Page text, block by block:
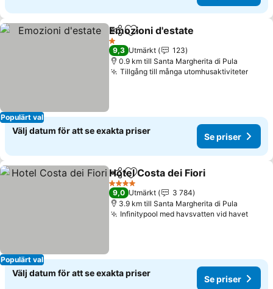
Populärt val
Dela Lägg till i Mina Favoriter
Emozioni d'estate
1 Stjärnor
9,3 Utmärkt
123
0.9 km till Santa Margherita di Pula
Tillgång till många utomhusaktiviteterSe
Välj datum för att se exakta priser
Se priser
Populärt val
Dela Lägg till i Mina Favoriter
Hotel Costa dei Fiori
4 Stjärnor
9,0 Utmärkt
3 784
3.9 km till Santa Margherita di Pula
Infinitypool med havsvatten vid havetSe
Välj datum för att se exakta priser
Se priser